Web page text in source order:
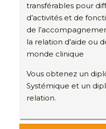
transférables pour
d’activités et de
de
la relation d’aide ou
monde clinique
Vous obtenez un
Systémique et un
relation.